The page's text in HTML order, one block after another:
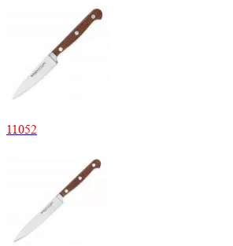
11052